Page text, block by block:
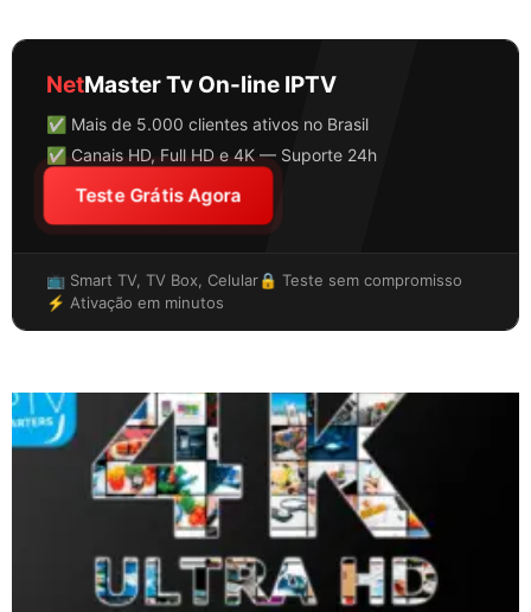
NetMaster Tv On-line IPTV
✅ Mais de 5.000 clientes ativos no Brasil
✅ Canais HD, Full HD e 4K — Suporte 24h
Teste Grátis Agora
📺 Smart TV, TV Box, Celular🔒 Teste sem compromisso
⚡ Ativação em minutos